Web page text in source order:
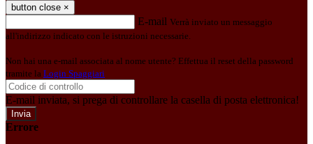
button close ×
E-mail Verrà inviato un messaggio
all'indirizzo indicato con le istruzioni necessarie.
Non hai una e-mail associata al nome utente? Effettua il reset della password
tramite la Login Spaggiari
E-mail inviata, si prega di controllare la casella di posta elettronica!
Errore